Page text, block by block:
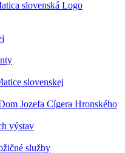
slovenskej
Jozefa Cígera Hronského
výstav
služby